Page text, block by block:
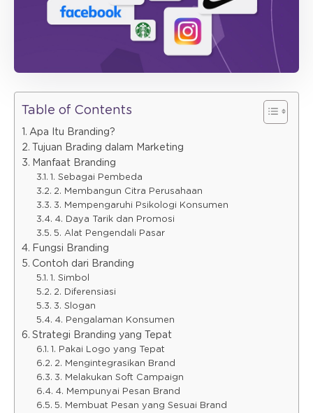
Table of Contents
Apa Itu Branding?
Tujuan Brading dalam Marketing
Manfaat Branding
1. Sebagai Pembeda
2. Membangun Citra Perusahaan
3. Mempengaruhi Psikologi Konsumen
4. Daya Tarik dan Promosi
5. Alat Pengendali Pasar
Fungsi Branding
Contoh dari Branding
1. Simbol
2. Diferensiasi
3. Slogan
4. Pengalaman Konsumen
Strategi Branding yang Tepat
1. Pakai Logo yang Tepat
2. Mengintegrasikan Brand
3. Melakukan Soft Campaign
4. Mempunyai Pesan Brand
5. Membuat Pesan yang Sesuai Brand